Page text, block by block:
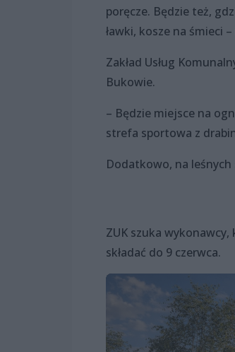
poręcze. Będzie też,
ławki, kosze na śmieci
Zakład Usług
Bukowie.
– Będzie miejsce na
strefa sportowa z
Dodatkowo, na
ZUK szuka
składać do 9 czerwca.